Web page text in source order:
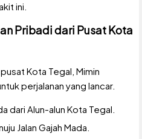
ini.
Pribadi dari Pusat Kota
Kota Tegal, Mimin
perjalanan yang lancar.
dari Alun-alun Kota Tegal.
Jalan Gajah Mada.